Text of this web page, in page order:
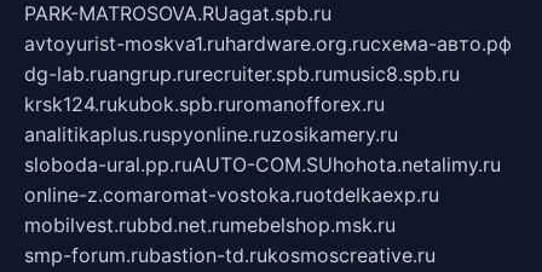
PARK-MATROSOVA.RUagat.spb.ru
avtoyurist-moskva1.ruhardware.org.ruсхема-авто.рф
dg-lab.ruangrup.rurecruiter.spb.rumusic8.spb.ru
krsk124.rukubok.spb.ruromanofforex.ru
analitikaplus.ruspyonline.ruzosikamery.ru
sloboda-ural.pp.ruAUTO-COM.SUhohota.netalimy.ru
online-z.comaromat-vostoka.ruotdelkaexp.ru
mobilvest.rubbd.net.rumebelshop.msk.ru
smp-forum.rubastion-td.rukosmoscreative.ru